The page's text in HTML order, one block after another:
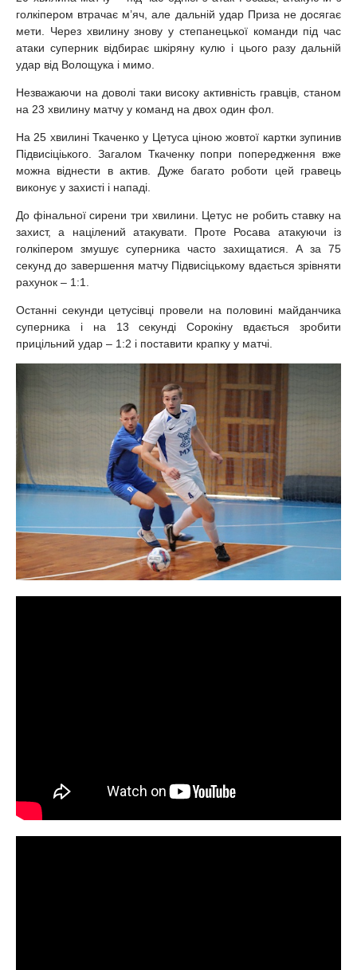
голкіпером втрачає м’яч, але дальній удар Приза не досягає
мети. Через хвилину знову у степанецької команди під час
атаки суперник відбирає шкіряну кулю і цього разу дальній
удар від Волощука і мимо.
Незважаючи на доволі таки високу активність гравців, станом
на 23 хвилину матчу у команд на двох один фол.
На 25 хвилині Ткаченко у Цетуса ціною жовтої картки зупинив
Підвисіціького. Загалом Ткаченку попри попередження вже
можна віднести в актив. Дуже багато роботи цей гравець
виконує у захисті і нападі.
До фінальної сирени три хвилини. Цетус не робить ставку на
захист, а націлений атакувати. Проте Росава атакуючи із
голкіпером змушує суперника часто захищатися. А за 75
секунд до завершення матчу Підвисіцькому вдається зрівняти
рахунок – 1:1.
Останні секунди цетусівці провели на половині майданчика
суперника і на 13 секунді Сорокіну вдається зробити
прицільний удар – 1:2 і поставити крапку у матчі.